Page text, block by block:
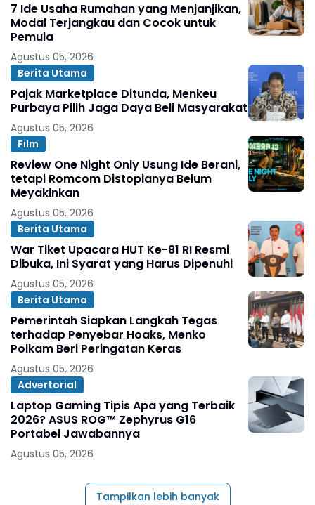
7 Ide Usaha Rumahan yang Menjanjikan,
Modal Terjangkau dan Cocok untuk
Pemula
Agustus 05, 2026
Berita Utama
Pajak Marketplace Ditunda, Menkeu
Purbaya Pilih Jaga Daya Beli Masyarakat
Agustus 05, 2026
Film
Review One Night Only Usung Ide Berani,
tetapi Romcom Distopianya Belum
Meyakinkan
Agustus 05, 2026
Berita Utama
War Tiket Upacara HUT Ke-81 RI Resmi
Dibuka, Ini Syarat yang Harus Dipenuhi
Agustus 05, 2026
Berita Utama
Pemerintah Siapkan Langkah Tegas
terhadap Penyebar Hoaks, Menko
Polkam Beri Peringatan Keras
Agustus 05, 2026
Advertorial
Laptop Gaming Tipis Apa yang Terbaik
2026? ASUS ROG™ Zephyrus G16
Portabel Jawabannya
Agustus 05, 2026
Tampilkan lebih banyak